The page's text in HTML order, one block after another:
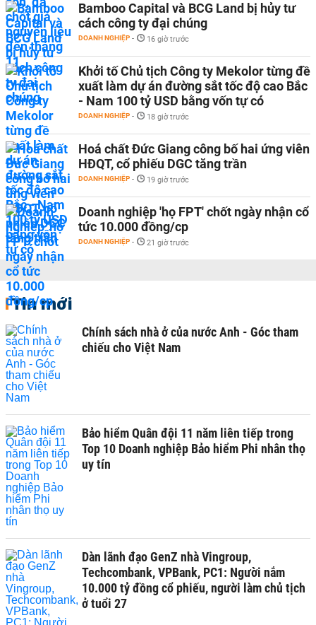
Bamboo Capital và BCG Land bị hủy tư
cách công ty đại chúng
DOANH NGHIỆP - 16 giờ trước
Khởi tố Chủ tịch Công ty Mekolor từng đề
xuất làm dự án đường sắt tốc độ cao Bắc
- Nam 100 tỷ USD bằng vốn tự có
DOANH NGHIỆP - 18 giờ trước
Hoá chất Đức Giang công bố hai ứng viên
HĐQT, cổ phiếu DGC tăng trần
DOANH NGHIỆP - 19 giờ trước
Doanh nghiệp 'họ FPT' chốt ngày nhận cổ
tức 10.000 đồng/cp
DOANH NGHIỆP - 21 giờ trước
Tin mới
Chính sách nhà ở của nước Anh - Góc tham
chiếu cho Việt Nam
Bảo hiểm Quân đội 11 năm liên tiếp trong
Top 10 Doanh nghiệp Bảo hiểm Phi nhân thọ
uy tín
Dàn lãnh đạo GenZ nhà Vingroup,
Techcombank, VPBank, PC1: Người nắm
10.000 tỷ đồng cổ phiếu, người làm chủ tịch
ở tuổi 27